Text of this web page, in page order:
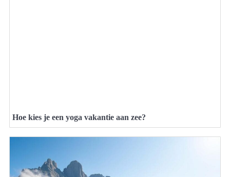
Hoe kies je een yoga vakantie aan zee?